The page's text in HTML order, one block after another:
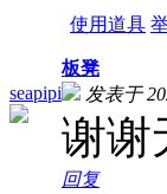
使用道具
seapipi
板凳
发表于
谢谢
回复